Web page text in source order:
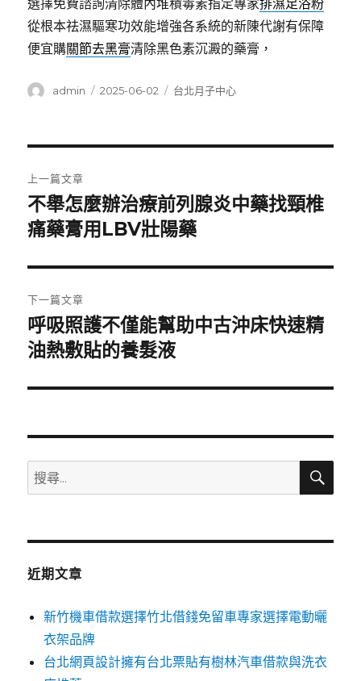
選擇免費諮詢清除體內堆積毒素指定專家排濕足浴粉
從根本祛濕驅寒功效能增強各系統的新陳代謝有保障
便宜購關節去黑膏清除黑色素沉澱的藥膏，
作
admin
發
2025-06-02
分
台北月子中心
章
導
覽
上一篇文章
上
一
文
章:
不舉怎麼辦治療前列腺炎中藥找頸椎
痛藥膏用LBV壯陽藥
下一篇文章
下
一
文
呼吸照護不僅能幫助中古沖床快速精
油熱敷貼的養髮液
搜
尋
鍵
搜
近期文章
新竹機車借款選擇竹北借錢免留車專家選擇電動曬
衣架品牌
台北網頁設計擁有台北票貼有樹林汽車借款與洗衣